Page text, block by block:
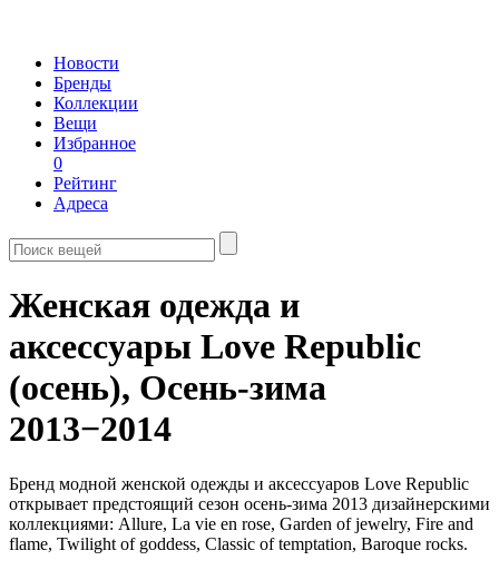
Новости
Бренды
Коллекции
Вещи
Избранное
0
Рейтинг
Адреса
Женская одежда и
аксессуары Love Republic
(осень), Осень-зима
2013−2014
Бренд модной женской одежды и аксессуаров Love Republic
открывает предстоящий сезон осень-зима 2013 дизайнерскими
коллекциями: Allure, La vie en rose, Garden of jewelry, Fire and
flame, Twilight of goddess, Classic of temptation, Baroque rocks.